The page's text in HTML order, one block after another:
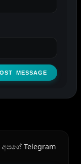
MESSAGE
Telegram